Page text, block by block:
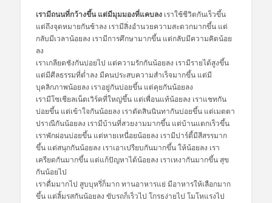
เรามีถนนที่กว้างขึ้น แต่มีมุมมองที่แคบลง เราใช้ชีวิตกันเร็วขึ้น
แต่ถึงจุดหมายกันช้าลง เรามีสิ่งอำนวยความสะดวกมากขึ้น แต่
กลับมีเวลาน้อยลง เรามีการศึกษามากขึ้น แต่กลับมีความคิดน้อย
ลง
เราเกลียดชังกันบ่อยไป แต่ความรักกันน้อยลง เรามีรายได้สูงขึ้น
แต่มีศีลธรรมที่ต่ำลง มีคนประสบความสำเร็จมากขึ้น แต่มี
บุคลิกภาพน้อยลง เราอยู่กันบ่อยขึ้น แต่คุยกันน้อยลง
เรามีโซเชียลเน็ตเวิร์คที่ใหญ่ขึ้น แต่เพื่อนแท้น้อยลง เราแชทกัน
บ่อยขึ้น แต่เข้าใจกันน้อยลง เราตัดสินนินทากันบ่อยขึ้น แต่เมตตา
ปราณีกันน้อยลง เรามีบ้านที่สวยงามมากขึ้น แต่บ้านแตกเร็วขึ้น
เราพักผ่อนบ่อยขึ้น แต่หายเหนื่อยน้อยลง เรามีปาร์ตี้มีสีสรรมาก
ขึ้น แต่สนุกกันน้อยลง เราเอาเปรียบกันมากขึ้น ให้น้อยลง เรา
เครียดกันมากขึ้น แต่แก้ปัญหาได้น้อยลง เราเหงากันมากขึ้น สุข
กันน้อยไป
เราดื่มมากไป สูบบุหรี่ก็มาก ทานอาหารแย่ มีอาหารให้เลือกมาก
ขึ้น แต่ลิ้มรสกันน้อยลง ขับรถก็เร็วไป โกรธง่ายไป โมโหแรงไป